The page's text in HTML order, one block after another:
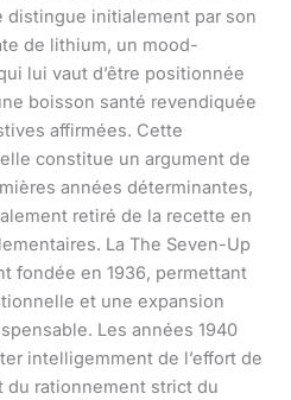
distingue initialement par son
de lithium, un mood-
lui vaut d’être positionnée
boisson santé revendiquée
affirmées. Cette
constitue un argument de
années déterminantes,
retiré de la recette en
La The Seven-Up
fondée en 1936, permettant
et une expansion
Les années 1940
intelligemment de l’effort de
du rationnement strict du